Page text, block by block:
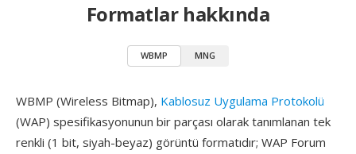
Formatlar hakkında
WBMP MNG
WBMP (Wireless Bitmap), Kablosuz Uygulama Protokolü
(WAP) spesifikasyonunun bir parçası olarak tanımlanan tek
renkli (1 bit, siyah-beyaz) görüntü formatıdır; WAP Forum